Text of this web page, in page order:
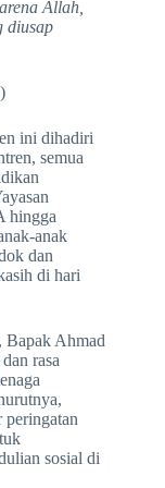
Allah,
diusap
ini dihadiri
semua
hingga
anak
dan
di hari
Ahmad
rasa
peringatan
sosial di